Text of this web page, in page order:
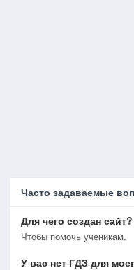
Часто задаваемые
Для чего создан сайт?
Чтобы помочь ученикам.
У вас нет ГДЗ для